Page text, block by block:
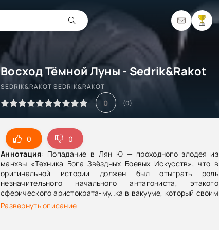
Восход Тёмной Луны - Sedrik&Rakot
SEDRIK&RAKOT SEDRIK&RAKOT
0 (0)
0
0
Аннотация: Попадание в Лян Ю — проходного злодея из
манхвы «Техника Бога Звёздных Боевых Искусств», что в
оригинальной истории должен был отыграть роль
незначительного начального антагониста, этакого
сферического аристократа-му..ка в вакууме, который своим
гадским поведением должен пробудить в читателях
классовую солидарность с бедным и несправедливо
Развернуть описание